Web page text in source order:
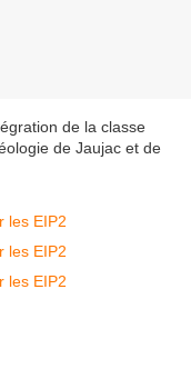
de la classe
de Jaujac et de